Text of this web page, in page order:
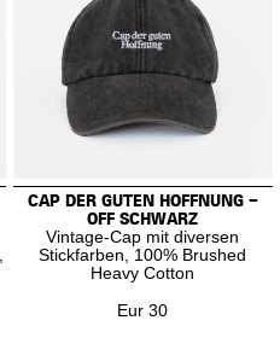
CAP DER GUTEN HOFFNUNG –
OFF SCHWARZ
Vintage-Cap mit diversen
Stickfarben, 100% Brushed
Heavy Cotton
Eur 30